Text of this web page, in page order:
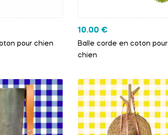
pour chien
10.00 €
Balle corde en coton pour
chien